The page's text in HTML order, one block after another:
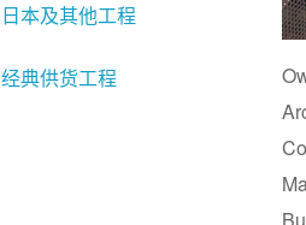
日本及其他工程
经典供货工程